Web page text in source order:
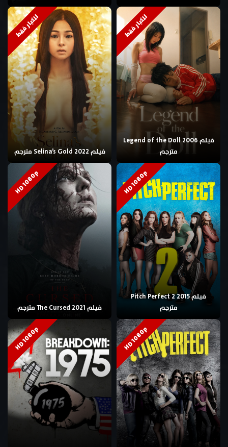
للكبار فقط
فيلم Legend of the Doll 2006
مترجم
للكبار فقط
فيلم Selina’s Gold 2022 مترجم
HD 1080p
فيلم Pitch Perfect 2 2015
مترجم
HD 1080p
فيلم The Cursed 2021 مترجم
HD 1080p
HD 1080p